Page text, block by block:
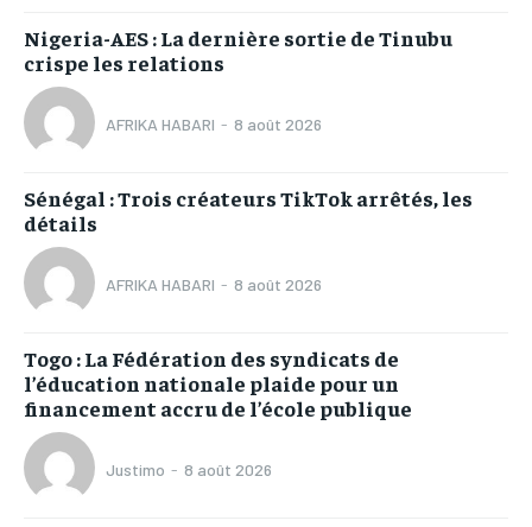
Nigeria-AES : La dernière sortie de Tinubu
crispe les relations
AFRIKA HABARI - 8 août 2026
Sénégal : Trois créateurs TikTok arrêtés, les
détails
AFRIKA HABARI - 8 août 2026
Togo : La Fédération des syndicats de
l’éducation nationale plaide pour un
financement accru de l’école publique
Justimo - 8 août 2026